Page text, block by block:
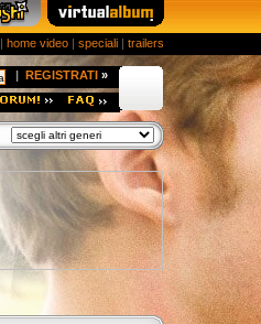
| home video | speciali | trailers
| REGISTRATI »